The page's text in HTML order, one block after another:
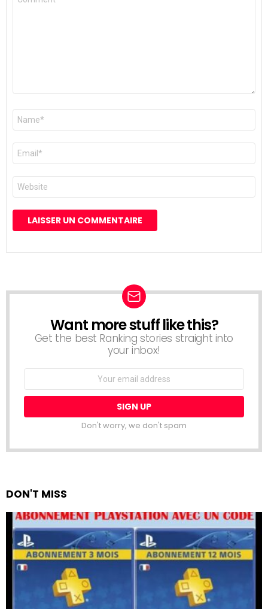
Nom
E-
mail
*
Site
web
NEWSLETTER
Want more stuff like this?
Get the best Ranking stories straight into
your inbox!
Email
Don't worry, we don't spam
DON'T MISS